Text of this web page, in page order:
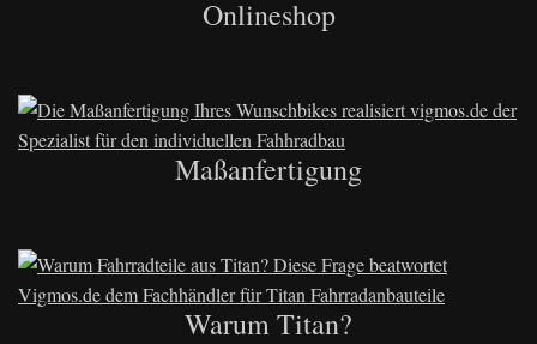
Onlineshop
Maßanfertigung
Warum Titan?